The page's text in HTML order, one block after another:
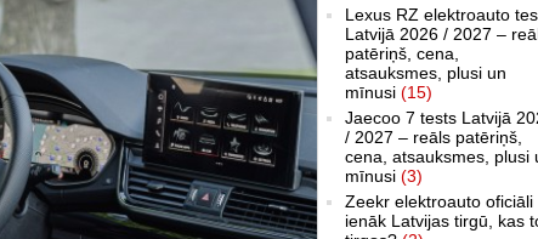
Lexus RZ elektroauto
Latvijā 2026 / 2027 –
patēriņš, cena,
atsauksmes, plusi un
mīnusi (15)
Jaecoo 7 tests Latvijā
/ 2027 – reāls patēriņš,
cena, atsauksmes, plusi
mīnusi (3)
Zeekr elektroauto oficiāli
ienāk Latvijas tirgū, kas